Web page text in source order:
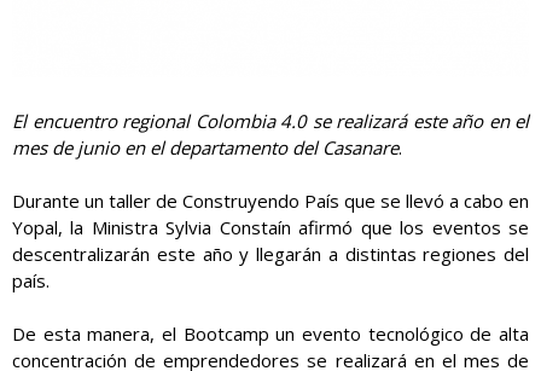
El encuentro regional Colombia 4.0 se realizará este año en el
mes de junio en el departamento del Casanare.
Durante un taller de Construyendo País que se llevó a cabo en
Yopal, la Ministra Sylvia Constaín afirmó que los eventos se
descentralizarán este año y llegarán a distintas regiones del
país.
De esta manera, el Bootcamp un evento tecnológico de alta
concentración de emprendedores se realizará en el mes de